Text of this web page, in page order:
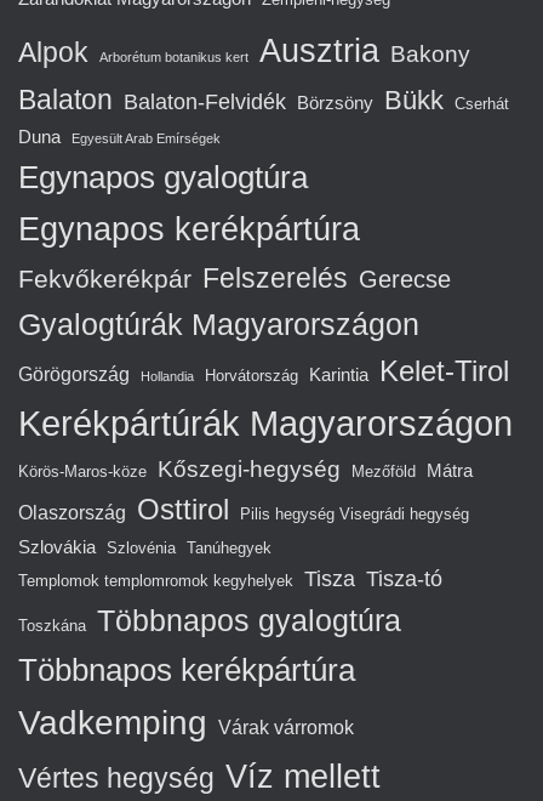
Alpok Arborétum botanikus kert Ausztria Bakony
Balaton Balaton-Felvidék Börzsöny Bükk Cserhát
Duna Egyesült Arab Emírségek
Egynapos gyalogtúra
Egynapos kerékpártúra
Fekvőkerékpár Felszerelés Gerecse
Gyalogtúrák Magyarországon
Görögország Hollandia Horvátország Karintia Kelet-Tirol
Kerékpártúrák Magyarországon
Körös-Maros-köze Kőszegi-hegység Mezőföld Mátra
Olaszország Osttirol Pilis hegység Visegrádi hegység
Szlovákia Szlovénia Tanúhegyek
Templomok templomromok kegyhelyek Tisza Tisza-tó
Toszkána Többnapos gyalogtúra
Többnapos kerékpártúra
Vadkemping Várak várromok
Vértes hegység Víz mellett